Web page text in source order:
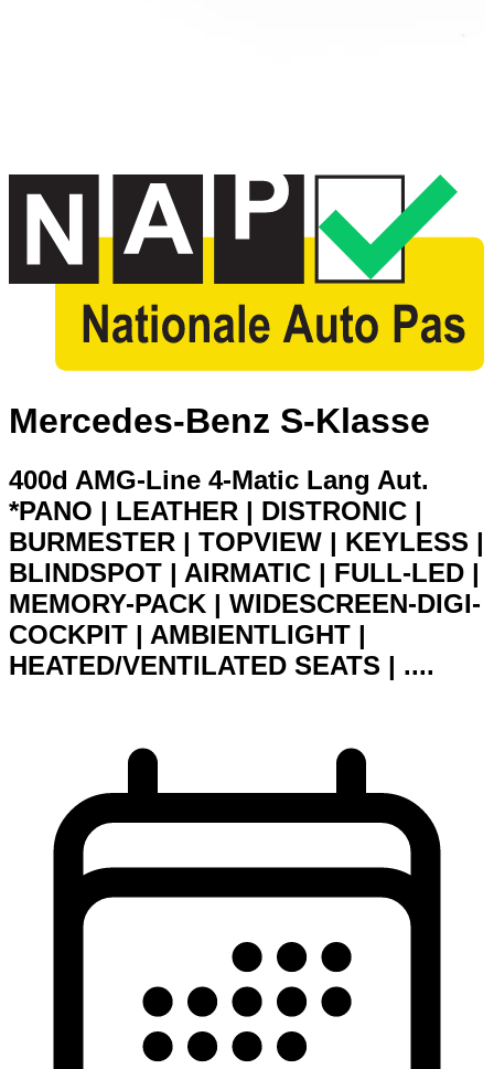
Mercedes-Benz S-Klasse
400d AMG-Line 4-Matic Lang Aut.
*PANO | LEATHER | DISTRONIC |
BURMESTER | TOPVIEW | KEYLESS |
BLINDSPOT | AIRMATIC | FULL-LED |
MEMORY-PACK | WIDESCREEN-DIGI-
COCKPIT | AMBIENTLIGHT |
HEATED/VENTILATED SEATS | ....